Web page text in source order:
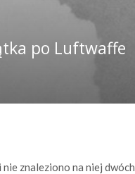
po Luftwaffe
znaleziono na niej dwóch